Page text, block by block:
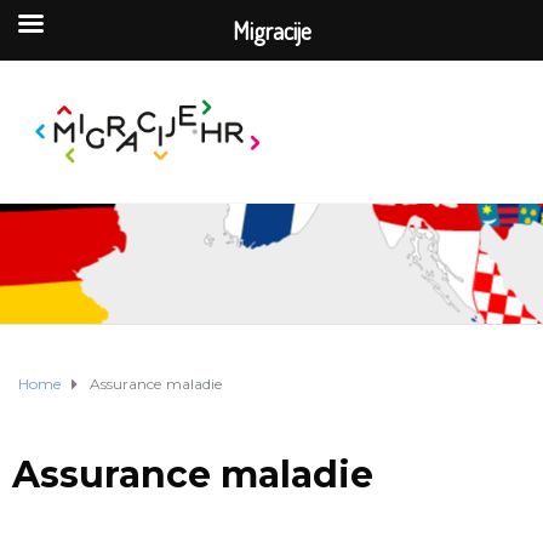
Home Assurance maladie
Assurance maladie
Migracije